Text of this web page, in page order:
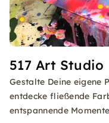
517 Art Studio
Gestalte Deine eigene
entdecke fließende
entspannende